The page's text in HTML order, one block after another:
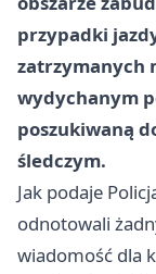
przypadki
zatrzymanych
wydychanym
poszukiwaną
śledczym.
Jak podaje
odnotowali
wiadomość dla